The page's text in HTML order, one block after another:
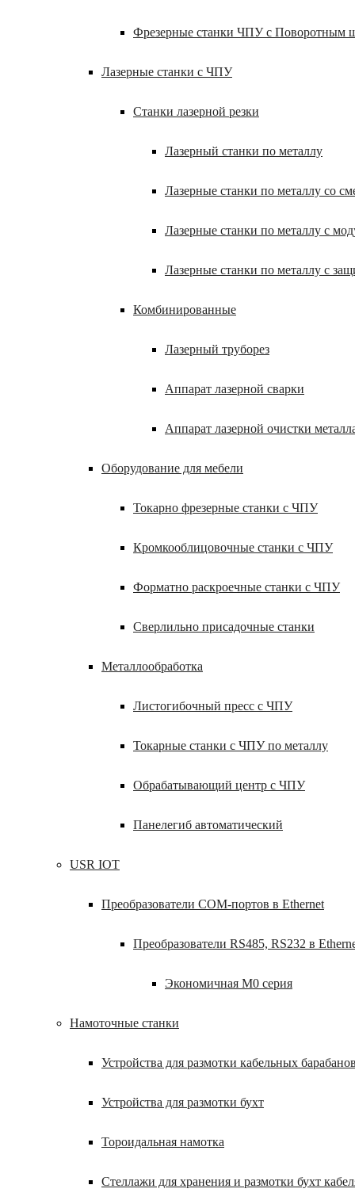
Фрезерные станки ЧПУ с Поворотным
Лазерные станки с ЧПУ
Станки лазерной резки
Лазерный станки по металлу
Лазерные станки по металлу со
Лазерные станки по металлу с
Лазерные станки по металлу с
Комбинированные
Лазерный труборез
Аппарат лазерной сварки
Аппарат лазерной очистки
Оборудование для мебели
Токарно фрезерные станки с ЧПУ
Кромкооблицовочные станки с ЧПУ
Форматно раскроечные станки с ЧПУ
Сверлильно присадочные станки
Металлообработка
Листогибочный пресс с ЧПУ
Токарные станки с ЧПУ по металлу
Обрабатывающий центр с ЧПУ
Панелегиб автоматический
USR IOT
Преобразователи COM-портов в Ethernet
Преобразователи RS485, RS232 в
Экономичная M0 серия
Намоточные станки
Устройства для размотки кабельных
Устройства для размотки бухт
Тороидальная намотка
Стеллажи для хранения и размотки бухт